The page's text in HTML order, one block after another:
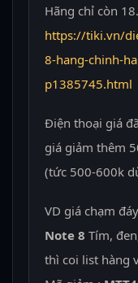
Hãng chỉ còn
https://tiki.vn/
8-hang-chinh-
p1385745.html
Điện thoại giá
giá giảm thêm
(tức 500-600k
VD giá chạm
Note 8 Tím,
thì coi list hàng